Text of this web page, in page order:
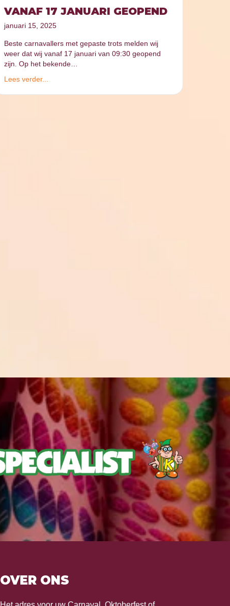
VANAF 17 JANUARI GEOPEND
januari 15, 2025
Beste carnavallers met gepaste trots melden wij
weer dat wij vanaf 17 januari van 09:30 geopend
zijn. Op het bekende…
Lees verder...
OVER ONS